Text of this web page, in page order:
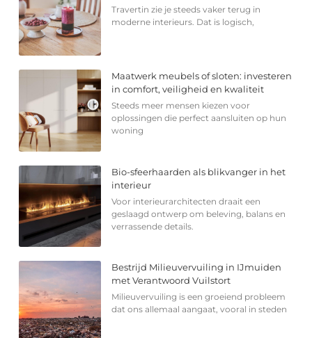
Travertin zie je steeds vaker terug in
moderne interieurs. Dat is logisch,
Maatwerk meubels of sloten: investeren
in comfort, veiligheid en kwaliteit
Steeds meer mensen kiezen voor
oplossingen die perfect aansluiten op hun
woning
Bio-sfeerhaarden als blikvanger in het
interieur
Voor interieurarchitecten draait een
geslaagd ontwerp om beleving, balans en
verrassende details.
Bestrijd Milieuvervuiling in IJmuiden
met Verantwoord Vuilstort
Milieuvervuiling is een groeiend probleem
dat ons allemaal aangaat, vooral in steden